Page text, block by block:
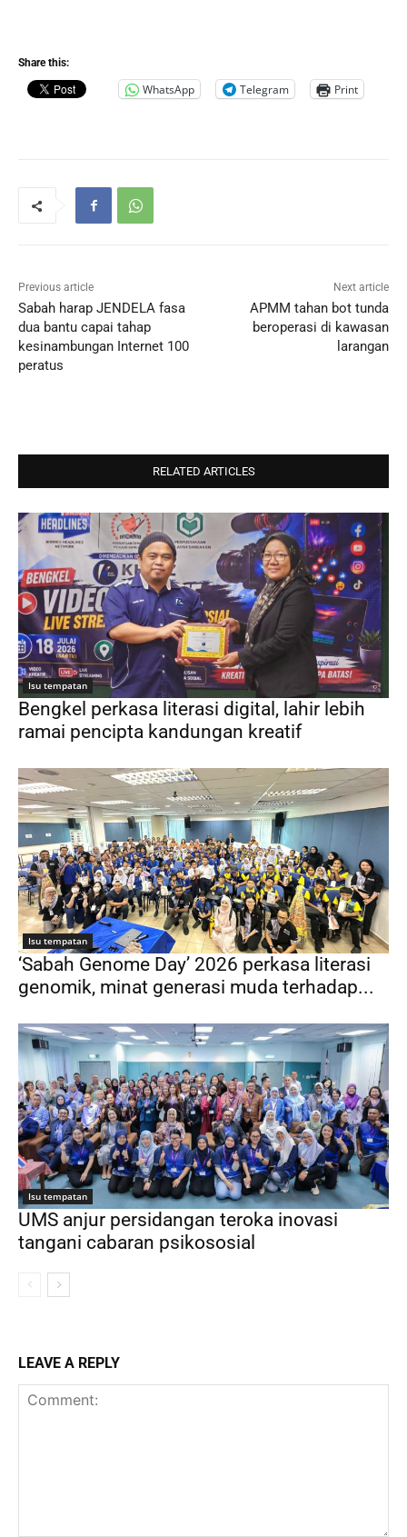
Share this:
WhatsApp Telegram Print
Previous article
Sabah harap JENDELA fasa
dua bantu capai tahap
kesinambungan Internet 100
peratus
Next article
APMM tahan bot tunda
beroperasi di kawasan
larangan
RELATED ARTICLES
Isu tempatan
Bengkel perkasa literasi digital, lahir lebih
ramai pencipta kandungan kreatif
Isu tempatan
‘Sabah Genome Day’ 2026 perkasa literasi
genomik, minat generasi muda terhadap...
Isu tempatan
UMS anjur persidangan teroka inovasi
tangani cabaran psikososial
LEAVE A REPLY